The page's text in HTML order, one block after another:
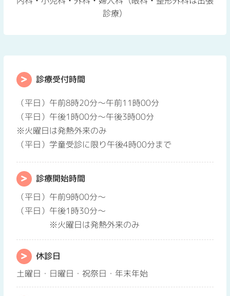
診療）
診療受付時間
（平日）午前8時20分～午前11時00分
（平日）午後1時00分～午後3時00分
※火曜日は発熱外来のみ
（平日）学童受診に限り午後4時00分まで
診療開始時間
（平日）午前9時00分～
（平日）午後1時30分～
※火曜日は発熱外来のみ
休診日
土曜日・日曜日・祝祭日・年末年始